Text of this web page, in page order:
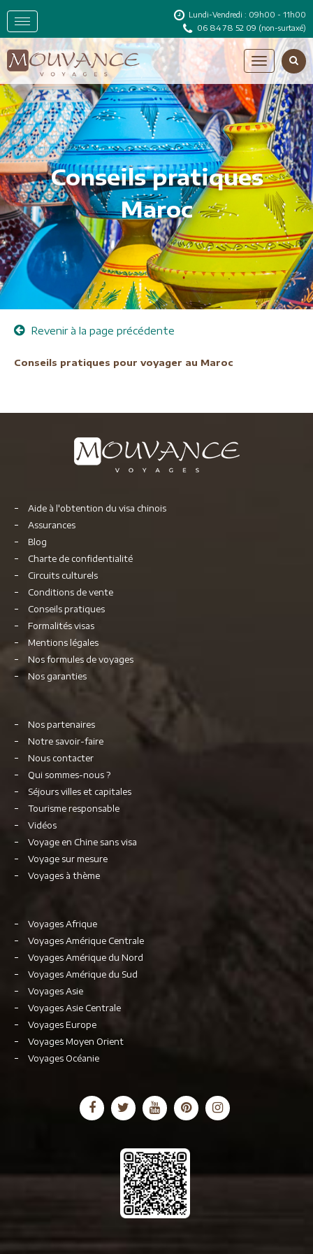
Lundi-Vendredi : 09h00 - 11h00
06 84 78 52 09 (non-surtaxé)
Conseils pratiques
Maroc
Revenir à la page précédente
Conseils pratiques pour voyager au Maroc
Aide à l'obtention du visa chinois
Assurances
Blog
Charte de confidentialité
Circuits culturels
Conditions de vente
Conseils pratiques
Formalités visas
Mentions légales
Nos formules de voyages
Nos garanties
Nos partenaires
Notre savoir-faire
Nous contacter
Qui sommes-nous ?
Séjours villes et capitales
Tourisme responsable
Vidéos
Voyage en Chine sans visa
Voyage sur mesure
Voyages à thème
Voyages Afrique
Voyages Amérique Centrale
Voyages Amérique du Nord
Voyages Amérique du Sud
Voyages Asie
Voyages Asie Centrale
Voyages Europe
Voyages Moyen Orient
Voyages Océanie